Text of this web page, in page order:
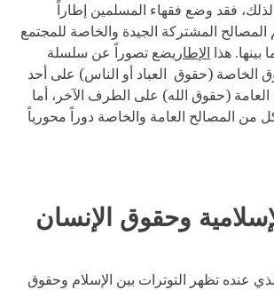
لذلك، فقد وضع فقهاء المسلمين إطاراً
المشتركة الجيدة والخاصة للمجتمع
بينها. هذا الإطار يضع تصوراً عن سلسلة
الخاصة (حقوق العباد أو الناس) على أحد
(حقوق الله) على الطرف الآخر، أما
من المصالح العامة والخاصة دوراً محورياً
وحقوق الإنسان
عنده تظهر التوترات بين الإسلام وحقوق